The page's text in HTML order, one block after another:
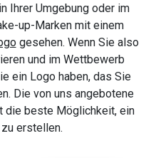
Ihrer Umgebung oder im
up-Marken mit einem
gesehen. Wenn Sie also
und im Wettbewerb
ein Logo haben, das Sie
Die von uns angebotene
die beste Möglichkeit, ein
erstellen.